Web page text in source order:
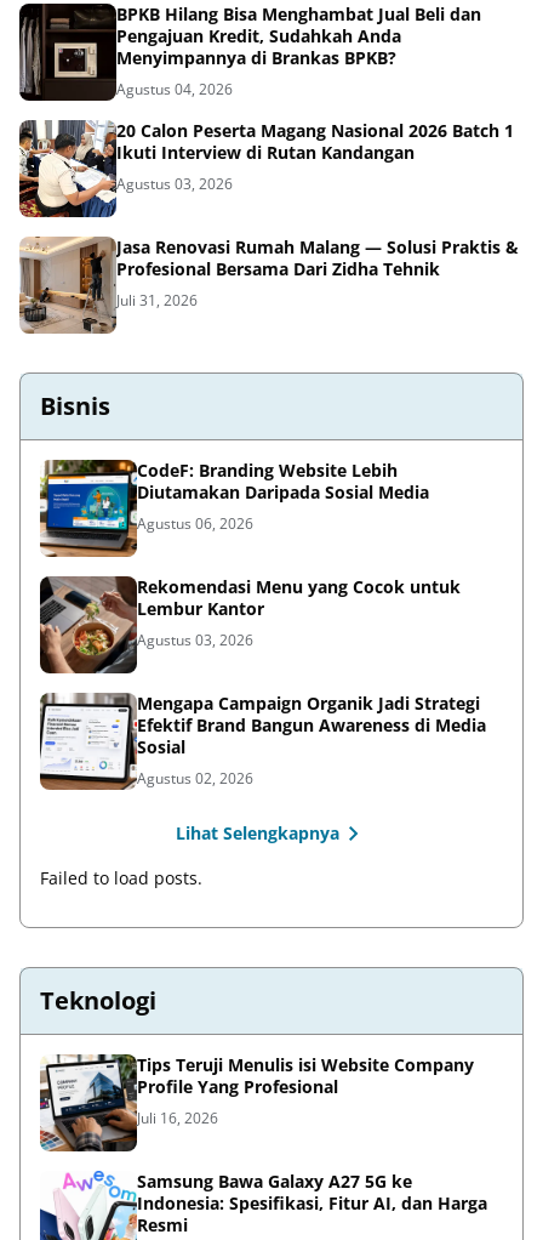
BPKB Hilang Bisa Menghambat Jual Beli dan
Pengajuan Kredit, Sudahkah Anda
Menyimpannya di Brankas BPKB?
Agustus 04, 2026
20 Calon Peserta Magang Nasional 2026 Batch 1
Ikuti Interview di Rutan Kandangan
Agustus 03, 2026
Jasa Renovasi Rumah Malang — Solusi Praktis &
Profesional Bersama Dari Zidha Tehnik
Juli 31, 2026
Bisnis
CodeF: Branding Website Lebih
Diutamakan Daripada Sosial Media
Agustus 06, 2026
Rekomendasi Menu yang Cocok untuk
Lembur Kantor
Agustus 03, 2026
Mengapa Campaign Organik Jadi Strategi
Efektif Brand Bangun Awareness di Media
Sosial
Agustus 02, 2026
Lihat Selengkapnya
Failed to load posts.
Teknologi
Tips Teruji Menulis isi Website Company
Profile Yang Profesional
Juli 16, 2026
Samsung Bawa Galaxy A27 5G ke
Indonesia: Spesifikasi, Fitur AI, dan Harga
Resmi